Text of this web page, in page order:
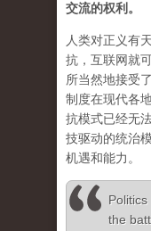
交流的权利。
人类对正义有
抗，互联网就
所当然地接受
制度在现代各
抗模式已经无
技驱动的统治
机遇和能力。
the